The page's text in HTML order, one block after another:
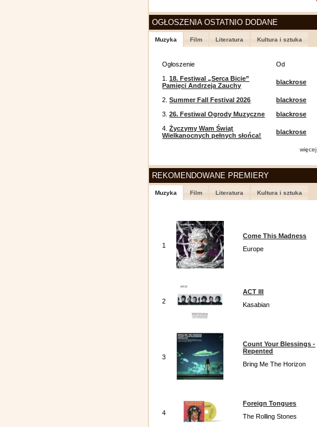
OGŁOSZENIA OSTATNIO DODANE
Muzyka Film Literatura Kultura i sztuka
Ogłoszenie
Od
1.18. Festiwal „Serca Bicie”
Pamięci Andrzeja Zauchy
blackrose
2.Summer Fall Festival 2026
blackrose
3.26. Festiwal Ogrody Muzyczne
blackrose
4.Życzymy Wam Świąt
Wielkanocnych pełnych słońca!
blackrose
więcej
REKOMENDOWANE PREMIERY
Muzyka Film Literatura Kultura i sztuka
1
Come This Madness
Europe
2
ACT III
Kasabian
3
Count Your Blessings -
Repented
Bring Me The Horizon
4
Foreign Tongues
The Rolling Stones